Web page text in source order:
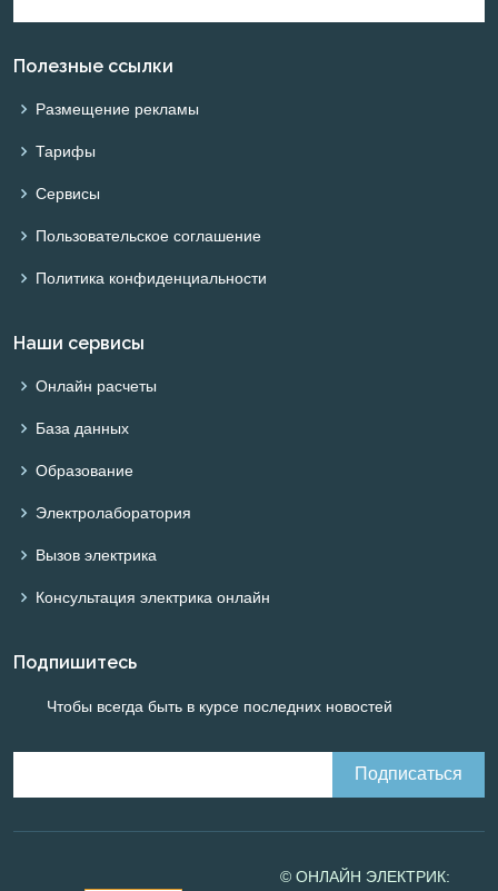
Полезные ссылки
Размещение рекламы
Тарифы
Сервисы
Пользовательское соглашение
Политика конфиденциальности
Наши сервисы
Онлайн расчеты
База данных
Образование
Электролаборатория
Вызов электрика
Консультация электрика онлайн
Подпишитесь
Чтобы всегда быть в курсе последних новостей
© ОНЛАЙН ЭЛЕКТРИК: